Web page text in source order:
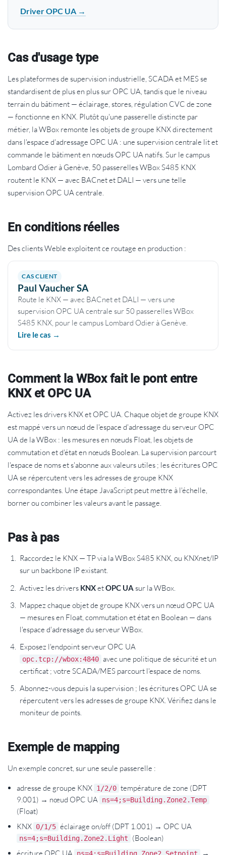
Driver OPC UA →
Cas d'usage type
Les plateformes de supervision industrielle, SCADA et MES se
standardisent de plus en plus sur OPC UA, tandis que le niveau
terrain du bâtiment — éclairage, stores, régulation CVC de zone
— fonctionne en KNX. Plutôt qu'une passerelle distincte par
métier, la WBox remonte les objets de groupe KNX directement
dans l'espace d'adressage OPC UA : une supervision centrale lit et
commande le bâtiment en nœuds OPC UA natifs. Sur le campus
Lombard Odier à Genève, 50 passerelles WBox S485 KNX
routent le KNX — avec BACnet et DALI — vers une telle
supervision OPC UA centrale.
En conditions réelles
Des clients Weble exploitent ce routage en production :
CAS CLIENT
Paul Vaucher SA
Route le KNX — avec BACnet et DALI — vers une
supervision OPC UA centrale sur 50 passerelles WBox
S485 KNX, pour le campus Lombard Odier à Genève.
Lire le cas →
Comment la WBox fait le pont entre
KNX et OPC UA
Activez les drivers KNX et OPC UA. Chaque objet de groupe KNX
est mappé vers un nœud de l'espace d'adressage du serveur OPC
UA de la WBox : les mesures en nœuds Float, les objets de
commutation et d'état en nœuds Boolean. La supervision parcourt
l'espace de noms et s'abonne aux valeurs utiles ; les écritures OPC
UA se répercutent vers les adresses de groupe KNX
correspondantes. Une étape JavaScript peut mettre à l'échelle,
borner ou combiner les valeurs avant le passage.
Pas à pas
Raccordez le KNX — TP via la WBox S485 KNX, ou KNXnet/IP
sur un backbone IP existant.
Activez les drivers KNXetOPC UA sur la WBox.
Mappez chaque objet de groupe KNX vers un nœud OPC UA
— mesures en Float, commutation et état en Boolean — dans
l'espace d'adressage du serveur WBox.
Exposez l'endpoint serveur OPC UA
opc.tcp://wbox:4840 avec une politique de sécurité et un
certificat ; votre SCADA/MES parcourt l'espace de noms.
Abonnez-vous depuis la supervision ; les écritures OPC UA se
répercutent vers les adresses de groupe KNX. Vérifiez dans le
moniteur de points.
Exemple de mapping
Un exemple concret, sur une seule passerelle :
adresse de groupe KNX 1/2/0 température de zone (DPT
9.001) → nœud OPC UA ns=4;s=Building.Zone2.Temp
(Float)
KNX 0/1/5 éclairage on/off (DPT 1.001) → OPC UA
ns=4;s=Building.Zone2.Light
(Boolean)